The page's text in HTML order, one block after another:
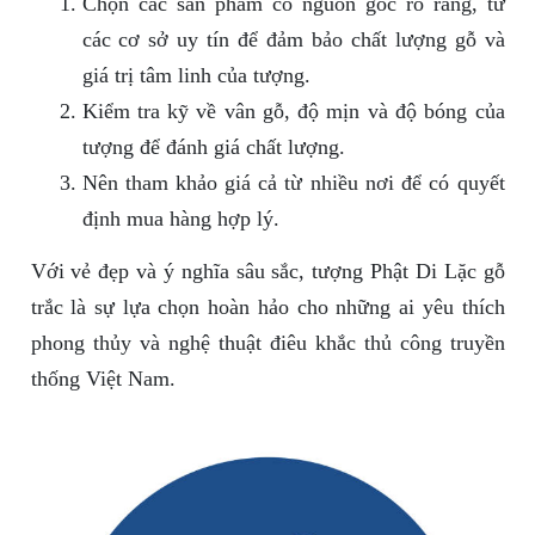
các cơ sở uy tín để đảm bảo chất lượng gỗ và
giá trị tâm linh của tượng.
Kiểm tra kỹ về vân gỗ, độ mịn và độ bóng của
tượng để đánh giá chất lượng.
Nên tham khảo giá cả từ nhiều nơi để có quyết
định mua hàng hợp lý.
Với vẻ đẹp và ý nghĩa sâu sắc, tượng Phật Di Lặc gỗ
trắc là sự lựa chọn hoàn hảo cho những ai yêu thích
phong thủy và nghệ thuật điêu khắc thủ công truyền
thống Việt Nam.